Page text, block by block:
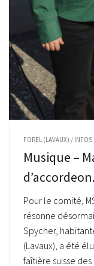
FOREL (LAVAUX) / INFOS
Musique –
Pour le comité,
résonne
Spycher,
(Lavaux), a été
faîtière suisse des